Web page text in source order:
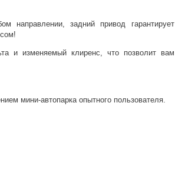
направлении, задний привод гарантирует
и изменяемый клиренс, что позволит вам
мини-автопарка опытного пользователя.